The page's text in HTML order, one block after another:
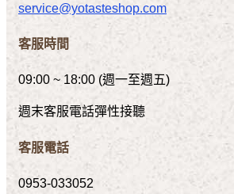
service@yotasteshop.com
客服時間
09:00 ~ 18:00 (週一至週五)
週末客服電話彈性接聽
客服電話
0953-033052